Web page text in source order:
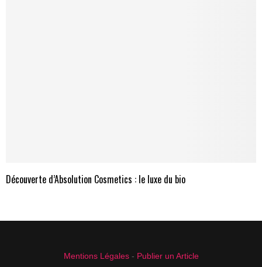
Découverte d’Absolution Cosmetics : le luxe du bio
Mentions Légales- Publier un Article